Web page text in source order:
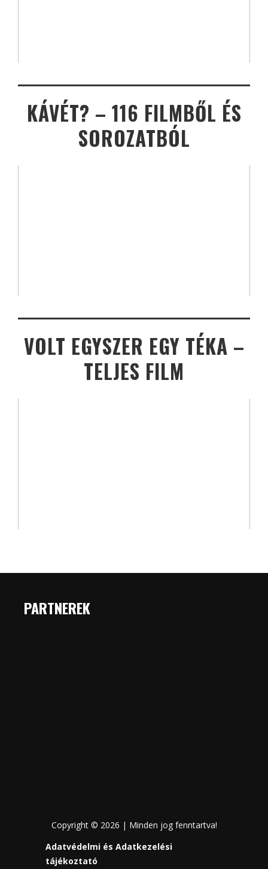
KÁVÉT? – 116 FILMBŐL ÉS
SOROZATBÓL
VOLT EGYSZER EGY TÉKA –
TELJES FILM
PARTNEREK
Copyright © 2026 | Minden jog fenntartva!
Adatvédelmi és Adatkezelési
tájékoztató